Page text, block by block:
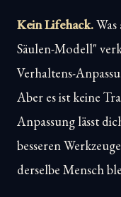
Kein Lifehack.
Säulen-Modell"
Verhaltens-
Aber es ist keine
Anpassung lässt
besseren
derselbe Mensch